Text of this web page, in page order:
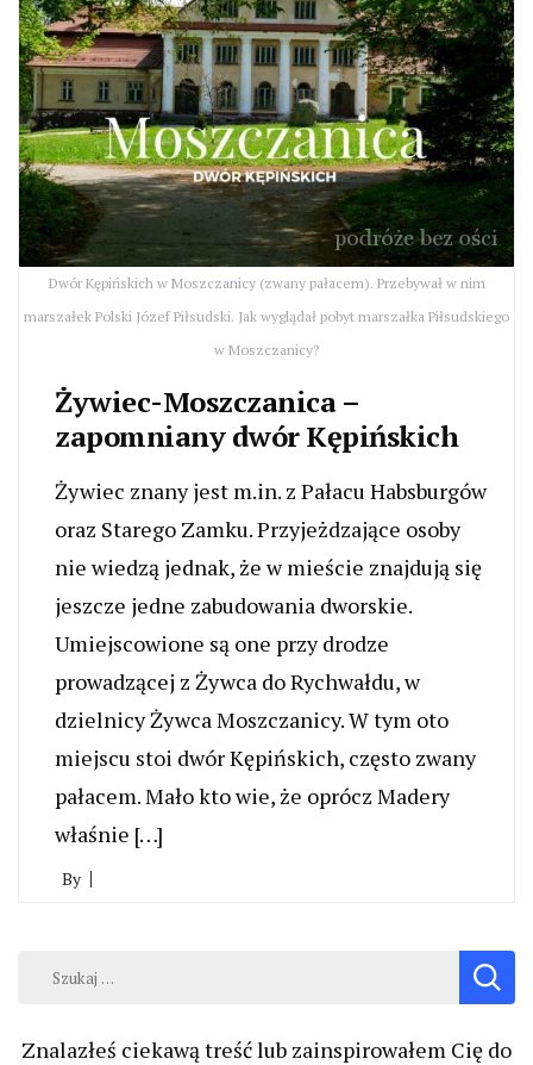
Dwór Kępińskich w Moszczanicy (zwany pałacem). Przebywał w nim
marszałek Polski Józef Piłsudski. Jak wyglądał pobyt marszałka Piłsudskiego
w Moszczanicy?
Żywiec-Moszczanica –
zapomniany dwór Kępińskich
Żywiec znany jest m.in. z Pałacu Habsburgów
oraz Starego Zamku. Przyjeżdzające osoby
nie wiedzą jednak, że w mieście znajdują się
jeszcze jedne zabudowania dworskie.
Umiejscowione są one przy drodze
prowadzącej z Żywca do Rychwałdu, w
dzielnicy Żywca Moszczanicy. W tym oto
miejscu stoi dwór Kępińskich, często zwany
pałacem. Mało kto wie, że oprócz Madery
właśnie […]
By
Szukaj:
Znalazłeś ciekawą treść lub zainspirowałem Cię do